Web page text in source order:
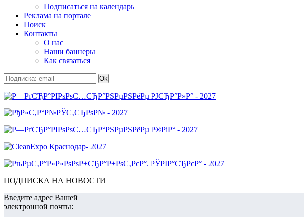
Подписаться на календарь
Реклама на портале
Поиск
Контакты
О нас
Наши баннеры
Как связаться
ПОДПИСКА НА НОВОСТИ
Введите адрес Вашей
электронной почты: